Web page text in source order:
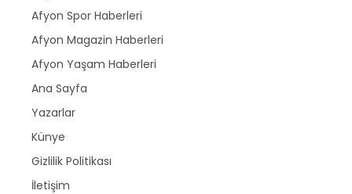
Afyon Spor Haberleri
Afyon Magazin Haberleri
Afyon Yaşam Haberleri
Ana Sayfa
Yazarlar
Künye
Gizlilik Politikası
İletişim